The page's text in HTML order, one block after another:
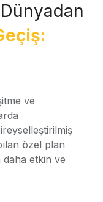
ve
özel plan
daha etkin ve